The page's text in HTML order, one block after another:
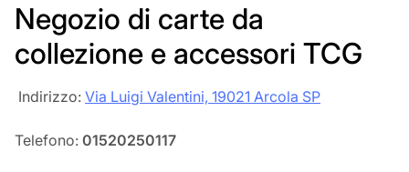
Negozio di carte da
collezione e accessori TCG
‎‎ Indirizzo: Via Luigi Valentini, 19021 Arcola SP
Telefono: 01520250117